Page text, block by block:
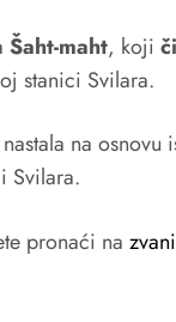
Šaht-maht, koji
stanici Svilara.
na osnovu
Svilara.
pronaći na